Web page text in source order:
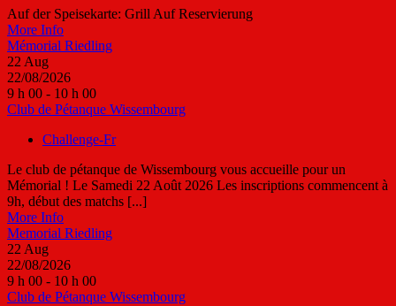
Auf der Speisekarte: Grill Auf Reservierung
More Info
Mémorial Riedling
22Aug
22/08/2026
9 h 00 - 10 h 00
Club de Pétanque Wissembourg
Challenge-Fr
Le club de pétanque de Wissembourg vous accueille pour un
Mémorial ! Le Samedi 22 Août 2026 Les inscriptions commencent à
9h, début des matchs [...]
More Info
Memorial Riedling
22Aug
22/08/2026
9 h 00 - 10 h 00
Club de Pétanque Wissembourg